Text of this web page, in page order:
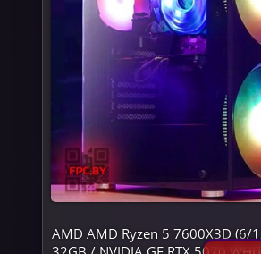
AMD AMD Ryzen 5 7600X3D (6/